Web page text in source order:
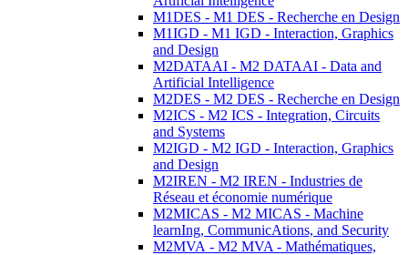
M1DES - M1 DES - Recherche en Design
M1IGD - M1 IGD - Interaction, Graphics
and Design
M2DATAAI - M2 DATAAI - Data and
Artificial Intelligence
M2DES - M2 DES - Recherche en Design
M2ICS - M2 ICS - Integration, Circuits
and Systems
M2IGD - M2 IGD - Interaction, Graphics
and Design
M2IREN - M2 IREN - Industries de
Réseau et économie numérique
M2MICAS - M2 MICAS - Machine
learnIng, CommunicAtions, and Security
M2MVA - M2 MVA - Mathématiques,